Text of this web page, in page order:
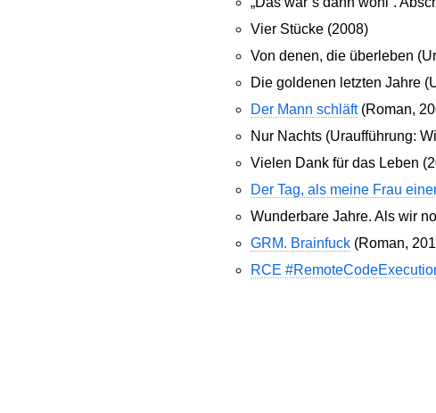
Vier Stücke (2008)
Von denen, die überleben
Die goldenen letzten Jahre
Der Mann schläft(Roman,
Nur Nachts (Uraufführung:
Vielen Dank für das Leben
Der Tag, als meine Frau
Wunderbare Jahre. Als wir
GRM. Brainfuck(Roman,
RCE